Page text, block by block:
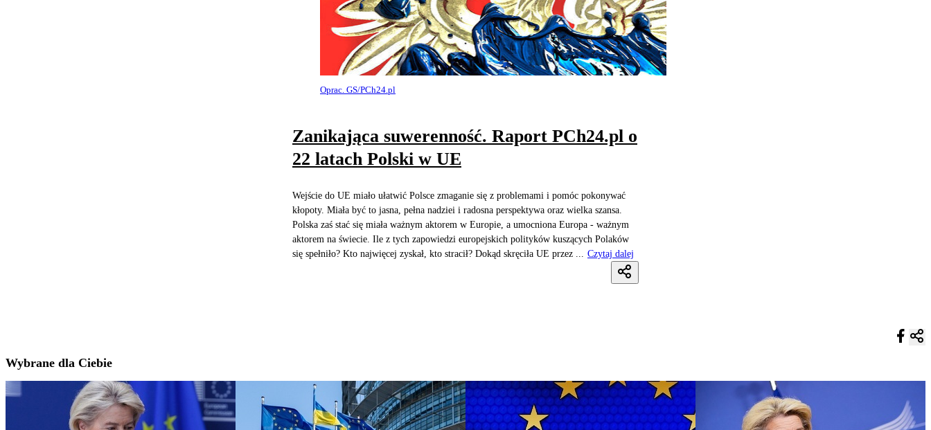
Oprac. GS/PCh24.pl
Zanikająca suwerenność. Raport PCh24.pl o
22 latach Polski w UE
Wejście do UE miało ułatwić Polsce zmaganie się z problemami i pomóc pokonywać
kłopoty. Miała być to jasna, pełna nadziei i radosna perspektywa oraz wielka szansa.
Polska zaś stać się miała ważnym aktorem w Europie, a umocniona Europa - ważnym
aktorem na świecie. Ile z tych zapowiedzi europejskich polityków kuszących Polaków
się spełniło? Kto najwięcej zyskał, kto stracił? Dokąd skręciła UE przez ...
Czytaj dalej
Wybrane dla Ciebie